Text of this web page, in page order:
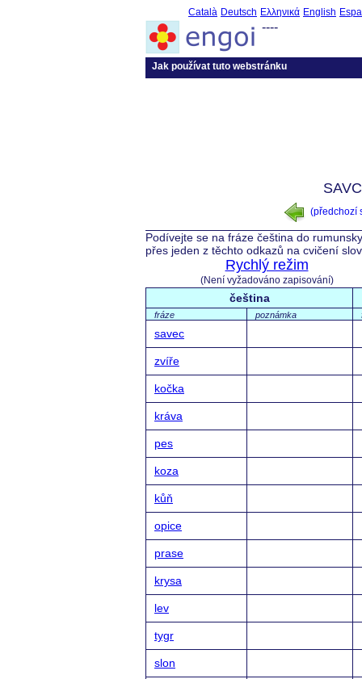
Català Deutsch Ελληνικά English
----
Jak používat tuto webstránku
(předchozí
Podívejte se na fráze čeština do
přes jeden z těchto odkazů na cvičení
Rychlý režim
(Není vyžadováno zapisování)
čeština
fráze poznámka
savec
zvíře
kočka
kráva
pes
koza
kůň
opice
prase
krysa
lev
tygr
slon